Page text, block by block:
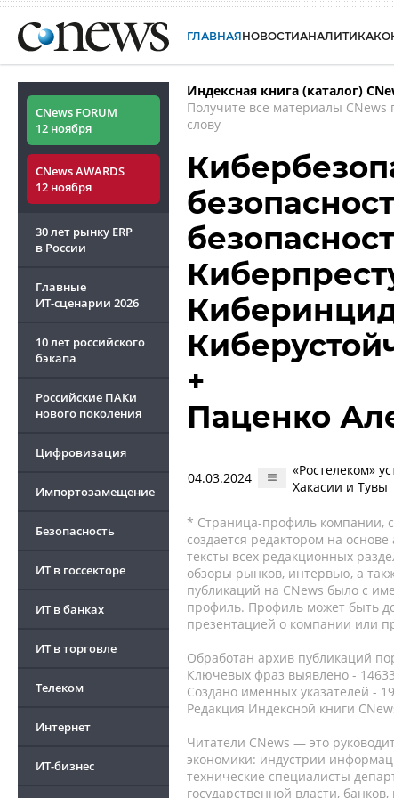
ГЛАВНАЯНОВОСТИАНАЛИТИКА
CNews FORUM
12 ноября
CNews AWARDS
12 ноября
30 лет рынку ERP
в России
Главные
ИТ-сценарии 2026
10 лет российского
бэкапа
Российские ПАКи
нового поколения
Цифровизация
Импортозамещение
Безопасность
ИТ в госсекторе
ИТ в банках
ИТ в торговле
Телеком
Интернет
ИТ-бизнес
Индексная книга (каталог)
Получите все материалы CNews
слову
+
Паценко
04.03.2024
«Ростелеком»
Хакасии и Тувы
* Страница-профиль компании,
создается редактором на
тексты всех редакционных
обзоры рынков, интервью, а
публикаций на CNews было с
профиль. Профиль может быть
презентацией о компании или
Обработан архив публикаций
Ключевых фраз выявлено -
Создано именных указателей -
Редакция Индексной книги
Читатели CNews — это
экономики: индустрии
технические специалисты
государственной власти,